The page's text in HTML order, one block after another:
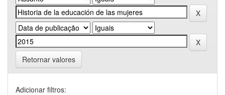
Retornar valores
Adicionar filtros: